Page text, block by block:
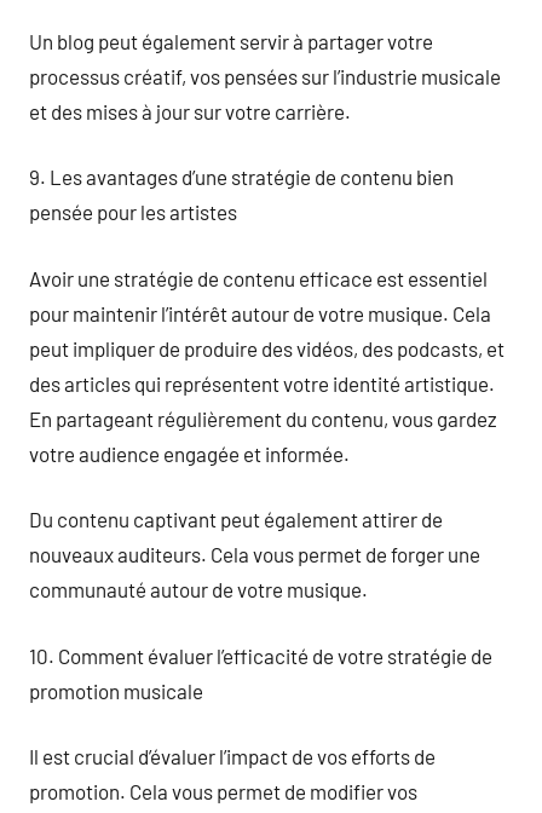
Un blog peut également servir à partager votre
processus créatif, vos pensées sur l’industrie musicale
et des mises à jour sur votre carrière.
9. Les avantages d’une stratégie de contenu bien
pensée pour les artistes
Avoir une stratégie de contenu efficace est essentiel
pour maintenir l’intérêt autour de votre musique. Cela
peut impliquer de produire des vidéos, des podcasts, et
des articles qui représentent votre identité artistique.
En partageant régulièrement du contenu, vous gardez
votre audience engagée et informée.
Du contenu captivant peut également attirer de
nouveaux auditeurs. Cela vous permet de forger une
communauté autour de votre musique.
10. Comment évaluer l’efficacité de votre stratégie de
promotion musicale
Il est crucial d’évaluer l’impact de vos efforts de
promotion. Cela vous permet de modifier vos